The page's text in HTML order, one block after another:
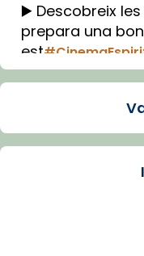
▶️ Descobreix
prepara una
est
Imatge:
View on Facebook ·